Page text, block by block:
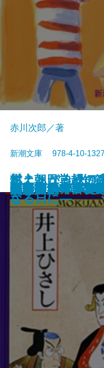
プリズンの満月
義男の青春・別
イニュニック［
の原野を旅する
生きものたちの
町でいちばんの
こころの処方箋
父と子
明治の人物誌
陋巷に在り〔3
子子家庭は大当
赤川次郎／著
新潮文庫 978-4-10-
文庫
黙阿彌オペラ
海は涸いていた
花盗人
大博打
白い犬とワルツ
日々の泡
村上朝日堂超短
ざる
燃えあがる緑
なる日に―
無能の人・日の
ホリー・ガーデ